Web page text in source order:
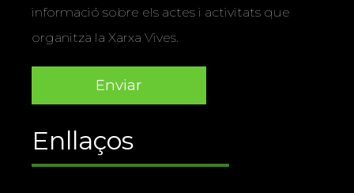
informació sobre els actes i activitats que
organitza la Xarxa Vives.
Enllaços